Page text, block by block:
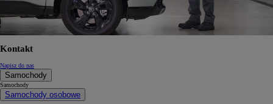
Kontakt
Napisz do nas
Samochody
Samochody
Samochody osobowe